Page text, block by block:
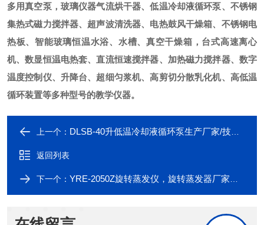
多用真空泵，玻璃仪器气流烘干器、低温冷却液循环泵、不锈钢
集热式磁力搅拌器、超声波清洗器、电热鼓风干燥箱、不锈钢电
热板、智能玻璃恒温水浴、水槽、真空干燥箱，台式高速离心
机、数显恒温电热套、直流恒速搅拌器、加热磁力搅拌器、数字
温度控制仪、升降台、超细匀浆机、高剪切分散乳化机、高低温
循环装置等多种型号的教学仪器。
上一个： DLSB-40升低温冷却液循环泵生产厂家/技术参数/产品图片-巩义予华仪器
返回列表
下一个： YRE-2050Z旋转蒸发仪，旋转蒸发器厂家，价格